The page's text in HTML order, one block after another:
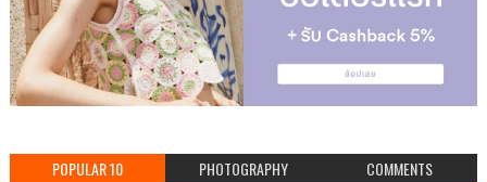
POPULAR 10 PHOTOGRAPHY COMMENTS